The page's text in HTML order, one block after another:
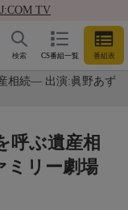
TV
CS番組一覧 番組表
検索
相続― 出演:眞野あず
呼ぶ遺産相
ミリー劇場